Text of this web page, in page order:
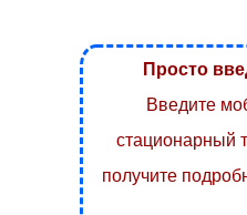
Просто
Введите
стационарный
получите